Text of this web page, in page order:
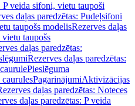
P veida sifoni, vietu taupoši
daļas paredzētas: Pudeļsifoni
taupošs modelisRezerves daļas
taupošs
daļas paredzētas:
Rezerves daļas paredzētas:
Pieslēguma
PagarinājumiAktivizācijas
daļas paredzētas: Noteces
daļas paredzētas: P veida